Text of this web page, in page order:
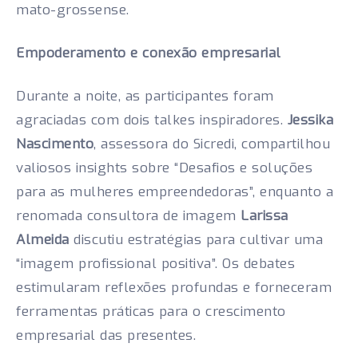
mato-grossense.
Empoderamento e conexão empresarial
Durante a noite, as participantes foram
agraciadas com dois talkes inspiradores. Jessika
Nascimento, assessora do Sicredi, compartilhou
valiosos insights sobre “Desafios e soluções
para as mulheres empreendedoras”, enquanto a
renomada consultora de imagem Larissa
Almeida discutiu estratégias para cultivar uma
“imagem profissional positiva”. Os debates
estimularam reflexões profundas e forneceram
ferramentas práticas para o crescimento
empresarial das presentes.